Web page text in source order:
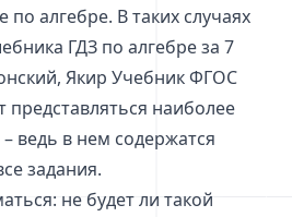
алгебре. В таких случаях
ГДЗ по алгебре за 7
Якир Учебник ФГОС
наиболее
ведь в нем содержатся
задания.
не будет ли такой